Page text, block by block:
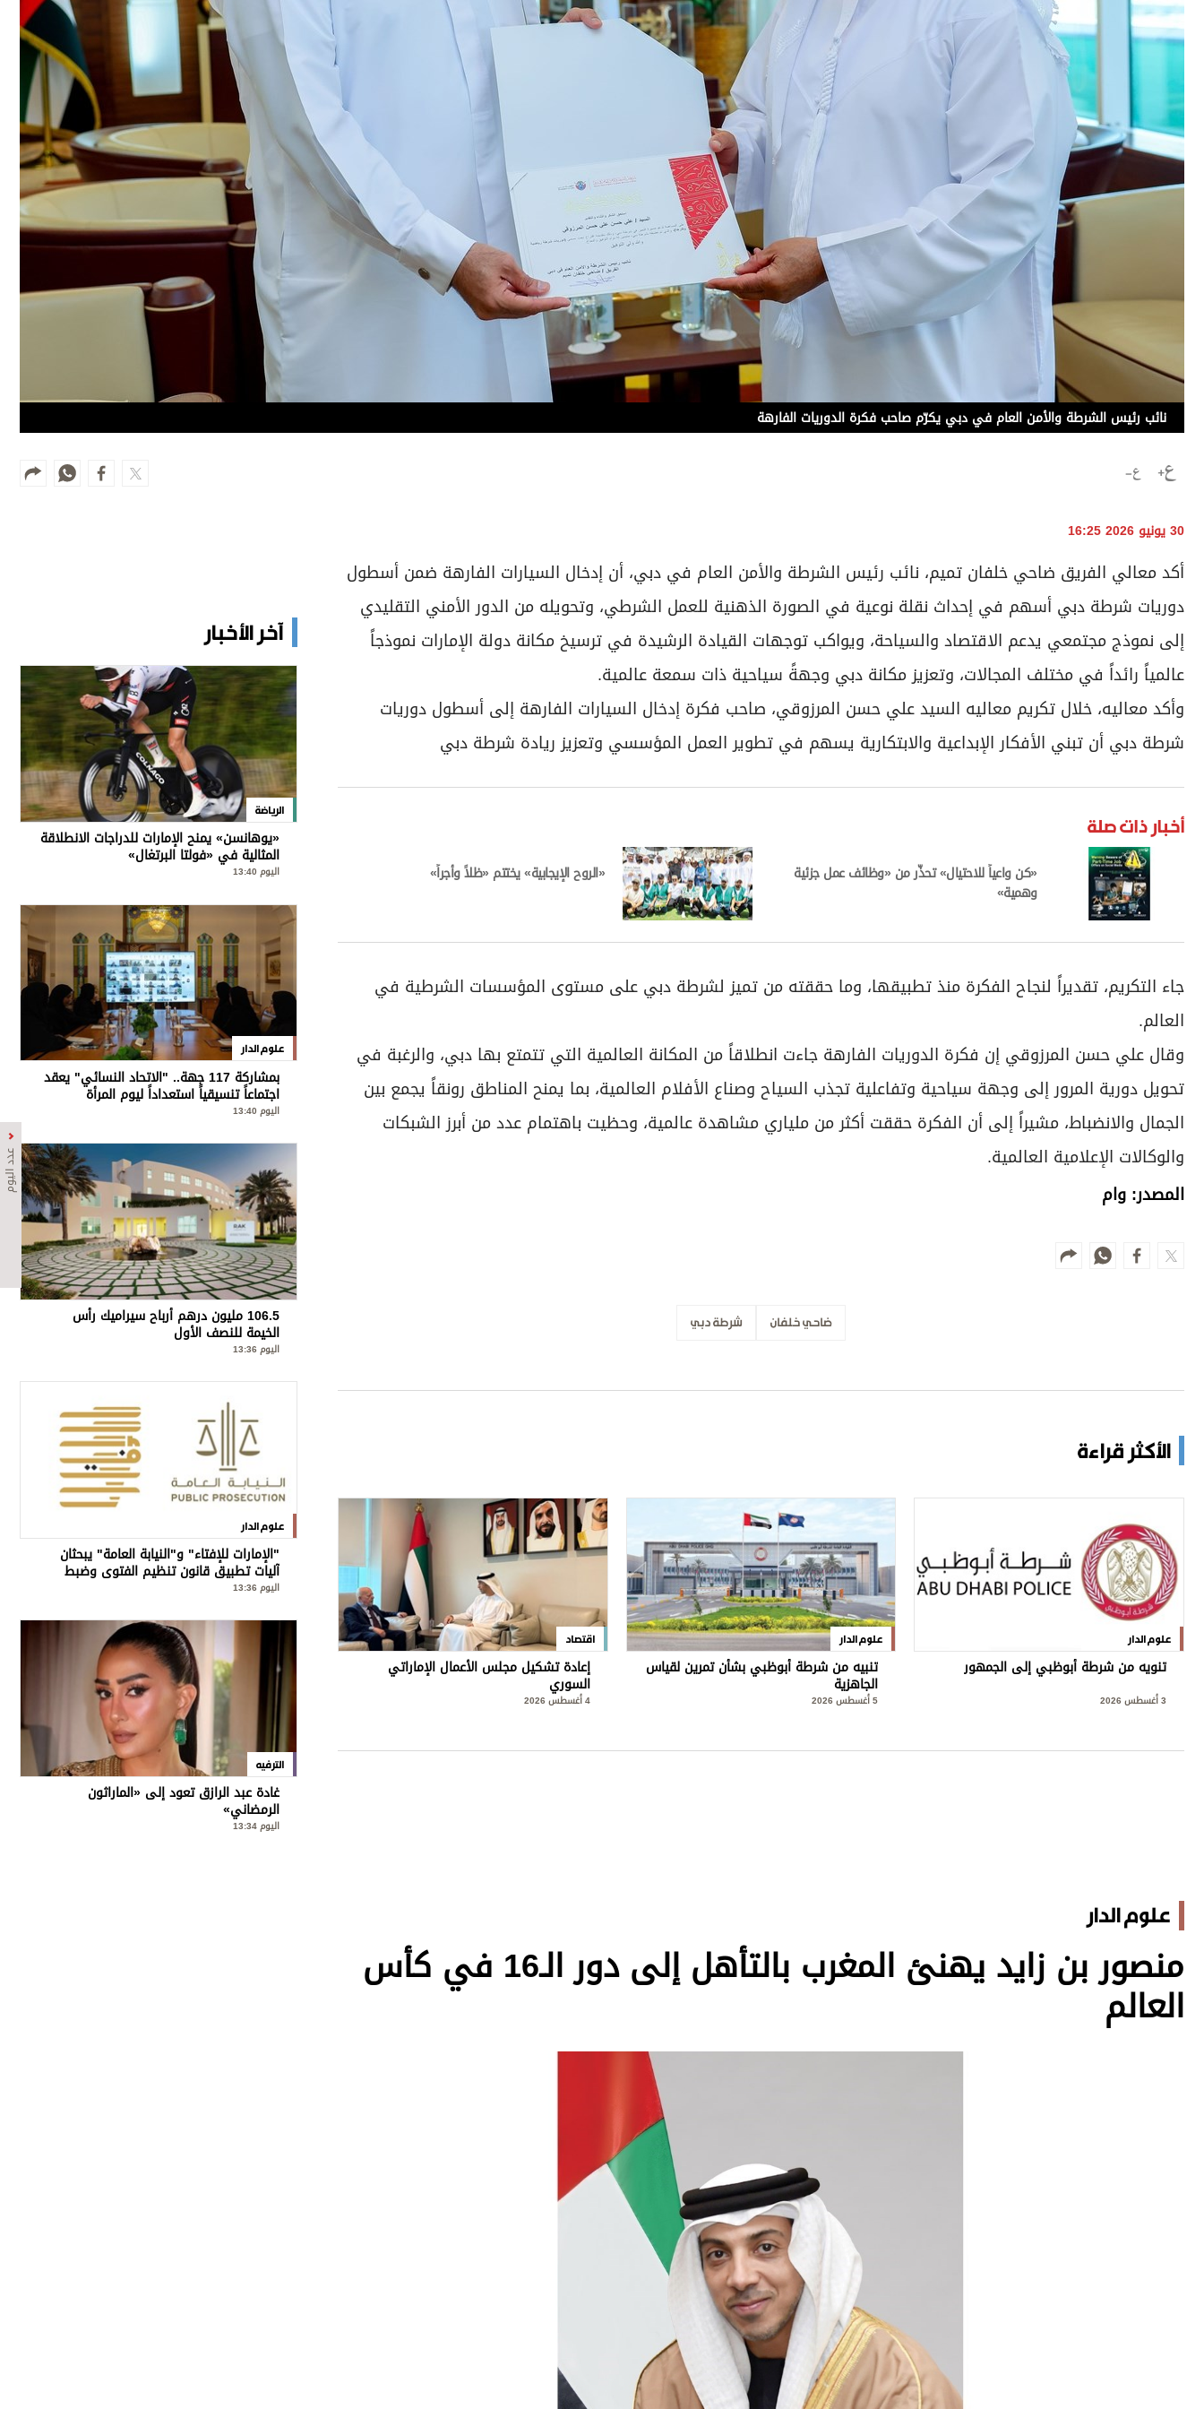
عدد اليوم
مواقيت الصلاة
الأحوال الجوية
عدد اليوم
نائب رئيس الشرطة والأمن العام في دبي يكرّم صاحب فكرة الدوريات الفارهة
30 يونيو 2026 16:25
أكد معالي الفريق ضاحي خلفان تميم، نائب رئيس الشرطة والأمن العام في دبي، أن إدخال السيارات الفارهة ضمن أسطول
دوريات شرطة دبي أسهم في إحداث نقلة نوعية في الصورة الذهنية للعمل الشرطي، وتحويله من الدور الأمني التقليدي
إلى نموذج مجتمعي يدعم الاقتصاد والسياحة، ويواكب توجهات القيادة الرشيدة في ترسيخ مكانة دولة الإمارات نموذجاً
عالمياً رائداً في مختلف المجالات، وتعزيز مكانة دبي وجهةً سياحية ذات سمعة عالمية.
وأكد معاليه، خلال تكريم معاليه السيد علي حسن المرزوقي، صاحب فكرة إدخال السيارات الفارهة إلى أسطول دوريات
شرطة دبي أن تبني الأفكار الإبداعية والابتكارية يسهم في تطوير العمل المؤسسي وتعزيز ريادة شرطة دبي
أخبار ذات صلة
«كن واعياً للاحتيال» تحذّر من «وظائف عمل جزئية
وهمية»
«الروح الإيجابية» يختتم «ظلاً وأجراً»
جاء التكريم، تقديراً لنجاح الفكرة منذ تطبيقها، وما حققته من تميز لشرطة دبي على مستوى المؤسسات الشرطية في
العالم.
وقال علي حسن المرزوقي إن فكرة الدوريات الفارهة جاءت انطلاقاً من المكانة العالمية التي تتمتع بها دبي، والرغبة في
تحويل دورية المرور إلى وجهة سياحية وتفاعلية تجذب السياح وصناع الأفلام العالمية، بما يمنح المناطق رونقاً يجمع بين
الجمال والانضباط، مشيراً إلى أن الفكرة حققت أكثر من ملياري مشاهدة عالمية، وحظيت باهتمام عدد من أبرز الشبكات
والوكالات الإعلامية العالمية.
المصدر: وام
ضاحي خلفان شرطة دبي
الأكثر قراءة
علوم الدار
تنويه من شرطة أبوظبي إلى الجمهور
3 أغسطس 2026
علوم الدار
تنبيه من شرطة أبوظبي بشأن تمرين لقياس
الجاهزية
5 أغسطس 2026
اقتصاد
إعادة تشكيل مجلس الأعمال الإماراتي
السوري
4 أغسطس 2026
علوم الدار
منصور بن زايد يهنئ المغرب بالتأهل إلى دور الـ16 في كأس
العالم
آخر الأخبار
الرياضة
«يوهانسن» يمنح الإمارات للدراجات الانطلاقة
المثالية في «فولتا البرتغال»
اليوم 13:40
علوم الدار
بمشاركة 117 جهة.. "الاتحاد النسائي" يعقد
اجتماعاً تنسيقياً استعداداً ليوم المرأة
الإماراتية
اليوم 13:40
106.5 مليون درهم أرباح سيراميك رأس
الخيمة للنصف الأول
اليوم 13:36
علوم الدار
"الإمارات للإفتاء" و"النيابة العامة" يبحثان
آليات تطبيق قانون تنظيم الفتوى وضبط
المخالفات
اليوم 13:36
الترفيه
غادة عبد الرازق تعود إلى «الماراثون
الرمضاني»
اليوم 13:34